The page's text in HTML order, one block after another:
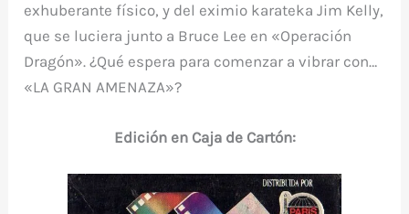
exhuberante físico, y del eximio karateka Jim Kelly,
que se luciera junto a Bruce Lee en «Operación
Dragón». ¿Qué espera para comenzar a vibrar con…
«LA GRAN AMENAZA»?
Edición en Caja de Cartón: